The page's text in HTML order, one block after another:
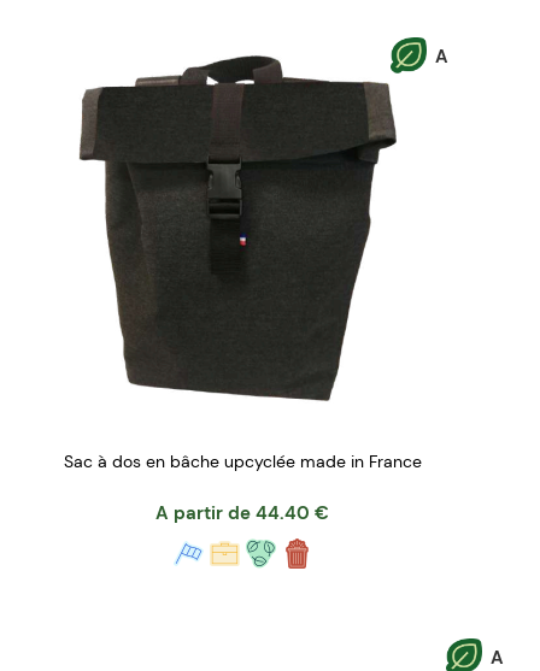
A
Sac à dos en bâche upcyclée made in France
A partir de 44.40 €
A